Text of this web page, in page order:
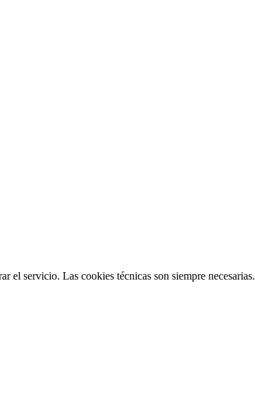
el servicio. Las cookies técnicas son siempre necesarias.